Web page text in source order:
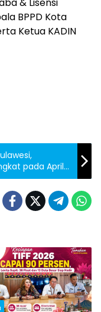
BPPD Kota
Ketua KADIN
pada April